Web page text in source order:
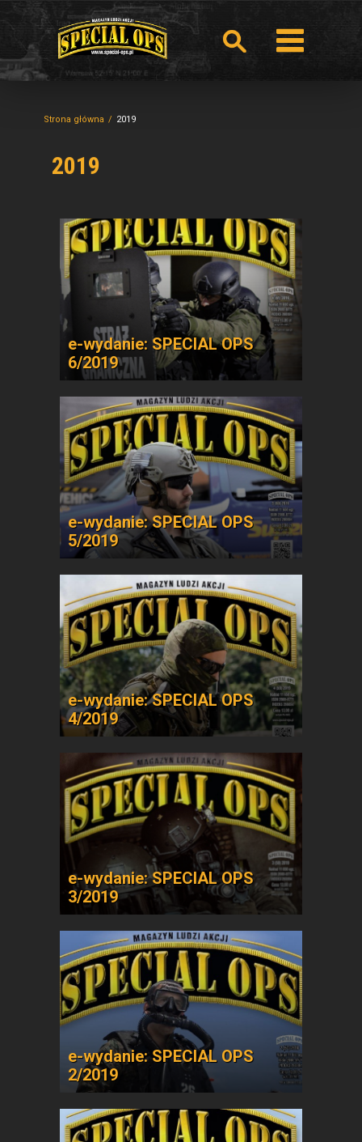
Strona główna 2019
2019
e-wydanie: SPECIAL OPS
6/2019
e-wydanie: SPECIAL OPS
5/2019
e-wydanie: SPECIAL OPS
4/2019
e-wydanie: SPECIAL OPS
3/2019
e-wydanie: SPECIAL OPS
2/2019